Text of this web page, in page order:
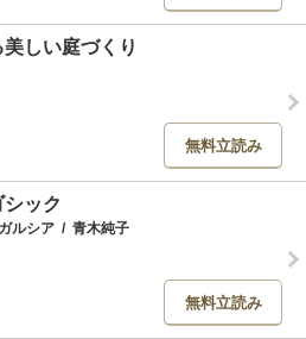
しい庭づくり
無料立読み
ック
ルシア / 青木純子
無料立読み